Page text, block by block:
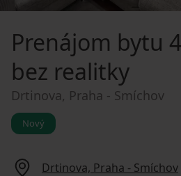
Prenájom bytu
bez realitky
Drtinova, Praha - Smíchov
Nový
Drtinova, Praha - Smíchov